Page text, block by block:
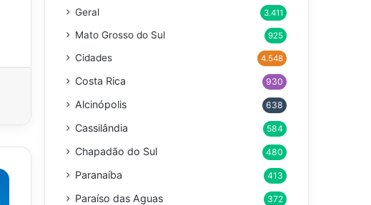
Geral 3.411
Mato Grosso do Sul 925
Cidades 4.548
Costa Rica 930
Alcinópolis 638
Cassilândia 584
Chapadão do Sul 480
Paranaíba 413
Paraíso das Aguas 372